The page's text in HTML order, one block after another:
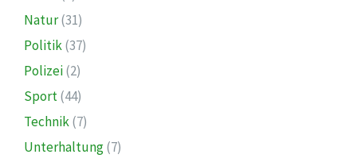
Natur(31)
Politik(37)
Polizei(2)
Sport(44)
Technik(7)
Unterhaltung(7)